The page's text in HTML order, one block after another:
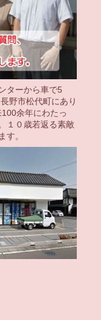
ターから車で5
野市松代町にあり
余年にわたっ
１０歳若返る素敵
す。